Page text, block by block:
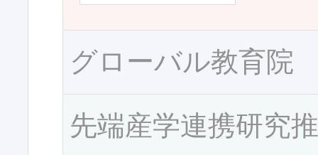
グローバル教育院
先端産学連携研究